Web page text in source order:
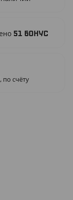
51 бонус
счёту